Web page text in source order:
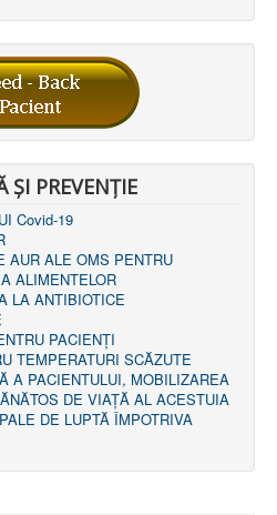
NAȚIONALE
MEDIA
ȘI PREVENȚIE
Covid-19
AUR ALE OMS PENTRU
ALIMENTELOR
LA ANTIBIOTICE
PACIENȚI
TEMPERATURI SCĂZUTE
A PACIENTULUI, MOBILIZAREA
DE VIAȚĂ AL ACESTUIA
DE LUPTĂ ÎMPOTRIVA